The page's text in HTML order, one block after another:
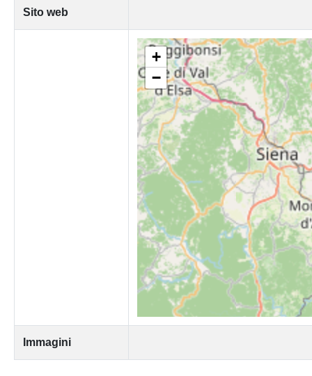
Sito web
+
−
Immagini